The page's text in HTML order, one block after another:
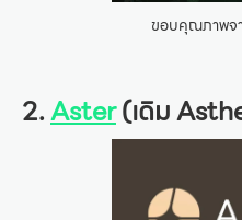
ขอบคุณภาพจ
2.Aster(เดิม